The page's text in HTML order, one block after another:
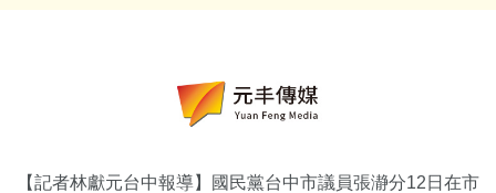
【記者林獻元台中報導】國民黨台中市議員張瀞分12日在市